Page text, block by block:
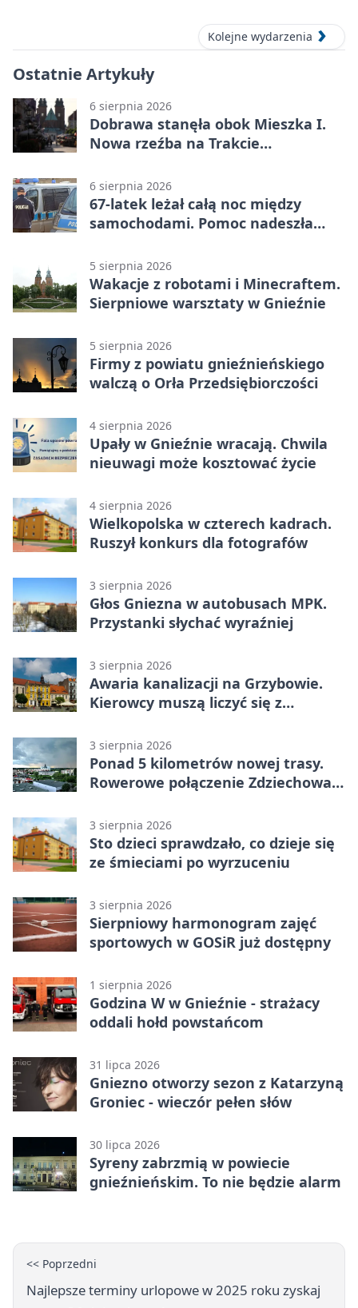
Kolejne wydarzenia
Ostatnie Artykuły
6 sierpnia 2026
Dobrawa stanęła obok Mieszka I.
Nowa rzeźba na Trakcie
6 sierpnia 2026
67-latek leżał całą noc między
samochodami. Pomoc nadeszła
5 sierpnia 2026
Wakacje z robotami i Minecraftem.
Sierpniowe warsztaty w Gnieźnie
5 sierpnia 2026
Firmy z powiatu gnieźnieńskiego
walczą o Orła Przedsiębiorczości
4 sierpnia 2026
Upały w Gnieźnie wracają. Chwila
nieuwagi może kosztować życie
4 sierpnia 2026
Wielkopolska w czterech kadrach.
Ruszył konkurs dla fotografów
3 sierpnia 2026
Głos Gniezna w autobusach MPK.
Przystanki słychać wyraźniej
3 sierpnia 2026
Awaria kanalizacji na Grzybowie.
Kierowcy muszą liczyć się z
3 sierpnia 2026
Ponad 5 kilometrów nowej trasy.
Rowerowe połączenie Zdziechowa z
3 sierpnia 2026
Sto dzieci sprawdzało, co dzieje się
ze śmieciami po wyrzuceniu
3 sierpnia 2026
Sierpniowy harmonogram zajęć
sportowych w GOSiR już dostępny
1 sierpnia 2026
Godzina W w Gnieźnie - strażacy
oddali hołd powstańcom
31 lipca 2026
Gniezno otworzy sezon z Katarzyną
Groniec - wieczór pełen słów
30 lipca 2026
Syreny zabrzmią w powiecie
gnieźnieńskim. To nie będzie alarm
<< Poprzedni
Najlepsze terminy urlopowe w 2025 roku zyskaj